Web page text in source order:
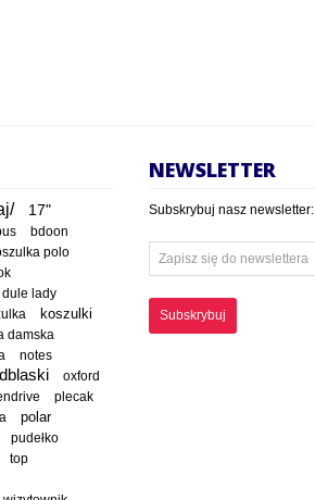
17"
bdoon
polo
dule lady
koszulki
damska
notes
oxford
plecak
polar
pudełko
top
NEWSLETTER
Subskrybuj nasz newsletter:
Subskrybuj